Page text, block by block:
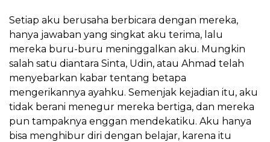
Setiap aku berusaha berbicara dengan mereka,
hanya jawaban yang singkat aku terima, lalu
mereka buru-buru meninggalkan aku. Mungkin
salah satu diantara Sinta, Udin, atau Ahmad telah
menyebarkan kabar tentang betapa
mengerikannya ayahku. Semenjak kejadian itu, aku
tidak berani menegur mereka bertiga, dan mereka
pun tampaknya enggan mendekatiku. Aku hanya
bisa menghibur diri dengan belajar, karena itu